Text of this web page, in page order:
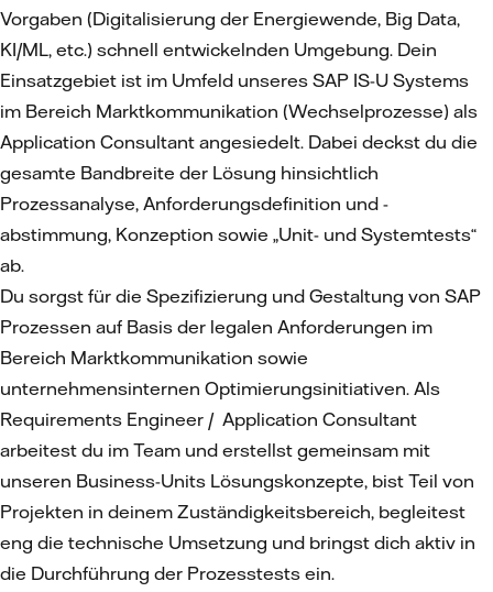
Vorgaben (Digitalisierung der Energiewende, Big Data,
KI/ML, etc.) schnell entwickelnden Umgebung. Dein
Einsatzgebiet ist im Umfeld unseres SAP IS-U Systems
im Bereich Marktkommunikation (Wechselprozesse) als
Application Consultant angesiedelt. Dabei deckst du die
gesamte Bandbreite der Lösung hinsichtlich
Prozessanalyse, Anforderungsdefinition und -
abstimmung, Konzeption sowie „Unit- und Systemtests“
ab.
Du sorgst für die Spezifizierung und Gestaltung von SAP
Prozessen auf Basis der legalen Anforderungen im
Bereich Marktkommunikation sowie
unternehmensinternen Optimierungsinitiativen. Als
Requirements Engineer / Application Consultant
arbeitest du im Team und erstellst gemeinsam mit
unseren Business-Units Lösungskonzepte, bist Teil von
Projekten in deinem Zuständigkeitsbereich, begleitest
eng die technische Umsetzung und bringst dich aktiv in
die Durchführung der Prozesstests ein.